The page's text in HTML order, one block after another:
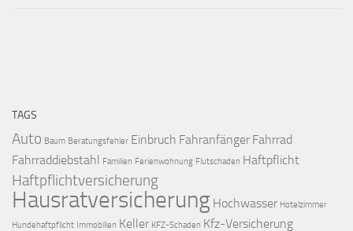
TAGS
Auto Baum Beratungsfehler Einbruch Fahranfänger Fahrrad
Fahrraddiebstahl
Familien Ferienwohnung Flutschaden Haftpflicht
Haftpflichtversicherung
Hausratversicherung Hochwasser Hotelzimmer
Hundehaftpflicht Immobilien Keller KFZ-Schaden Kfz-Versicherung